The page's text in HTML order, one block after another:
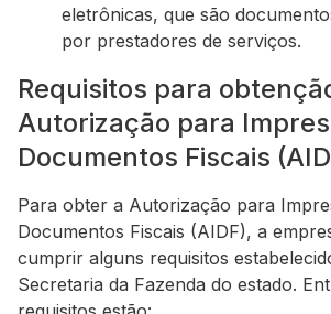
eletrônicas, que são
por prestadores de serviços.
Requisitos para
Autorização para
Documentos Fiscais
Para obter a Autorização para
Documentos Fiscais (AIDF), a
cumprir alguns requisitos
Secretaria da Fazenda do estado.